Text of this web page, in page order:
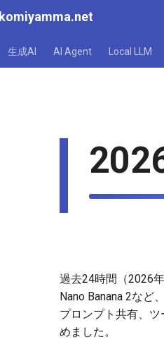
komiyamma.net
生成AI AI Agent Local LLM
過去24時間（2026
Nano Banana 2など
プロンプト共有、
めました。